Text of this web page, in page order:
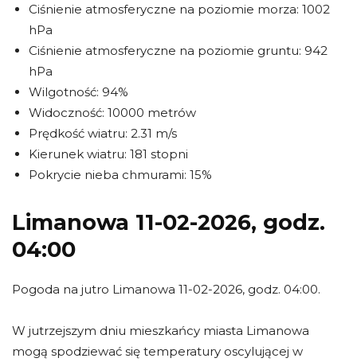
Ciśnienie atmosferyczne na poziomie morza: 1002
hPa
Ciśnienie atmosferyczne na poziomie gruntu: 942
hPa
Wilgotność: 94%
Widoczność: 10000 metrów
Prędkość wiatru: 2.31 m/s
Kierunek wiatru: 181 stopni
Pokrycie nieba chmurami: 15%
Limanowa 11-02-2026, godz.
04:00
Pogoda na jutro Limanowa 11-02-2026, godz. 04:00.
W jutrzejszym dniu mieszkańcy miasta Limanowa
mogą spodziewać się temperatury oscylującej w